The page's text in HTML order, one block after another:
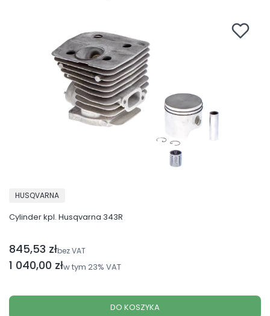
Cylinder kpl. Husqvarna 343R
PRODUCENT
HUSQVARNA
Cena brutto
1 040,00 złw tym 23% VAT
Cena netto
845,53 złbez VAT
DO KOSZYKA